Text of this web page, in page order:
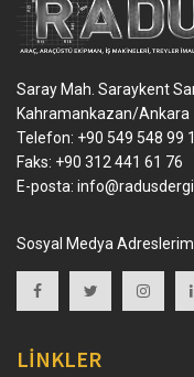
Saray Mah. Saraykent
Kahramankazan/Ankara
Telefon: +90 549 548 99
Faks: +90 312 441 61 76
E-posta:
Sosyal Medya
LİNKLER